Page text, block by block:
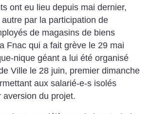
ont eu lieu depuis mai dernier,
par la participation de
de magasins de biens
Fnac qui a fait grève le 29 mai
nique géant a lui été organisé
Ville le 28 juin, premier dimanche
aux salarié-e-s isolés
aversion du projet.